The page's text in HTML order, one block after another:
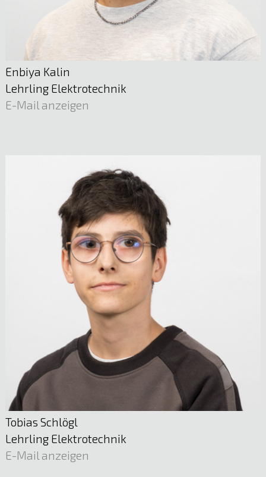
Sachbearbeitung
E-Mail anzeigen
Mario Tschann
Netzmanagement Technik
E-Mail anzeigen
Enbiya Kalin
Lehrling Elektrotechnik
E-Mail anzeigen
Tobias Schlögl
Lehrling Elektrotechnik
E-Mail anzeigen